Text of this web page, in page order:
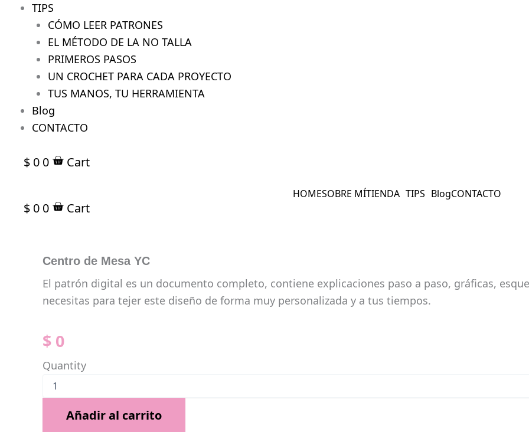
TIPS
CÓMO LEER PATRONES
EL MÉTODO DE LA NO TALLA
PRIMEROS PASOS
UN CROCHET PARA CADA PROYECTO
TUS MANOS, TU HERRAMIENTA
Blog
CONTACTO
$ 0 0 Cart
HOMESOBRE MÍTIENDA TIPS BlogCONTACTO
$ 0 0 Cart
Centro de Mesa YC
El patrón digital es un documento completo, contiene explicaciones paso a paso, gráficas,
necesitas para tejer este diseño de forma muy personalizada y a tus tiempos.
$ 0
Quantity
Añadir al carrito